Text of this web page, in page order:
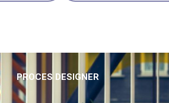
PROCES DESIGNER